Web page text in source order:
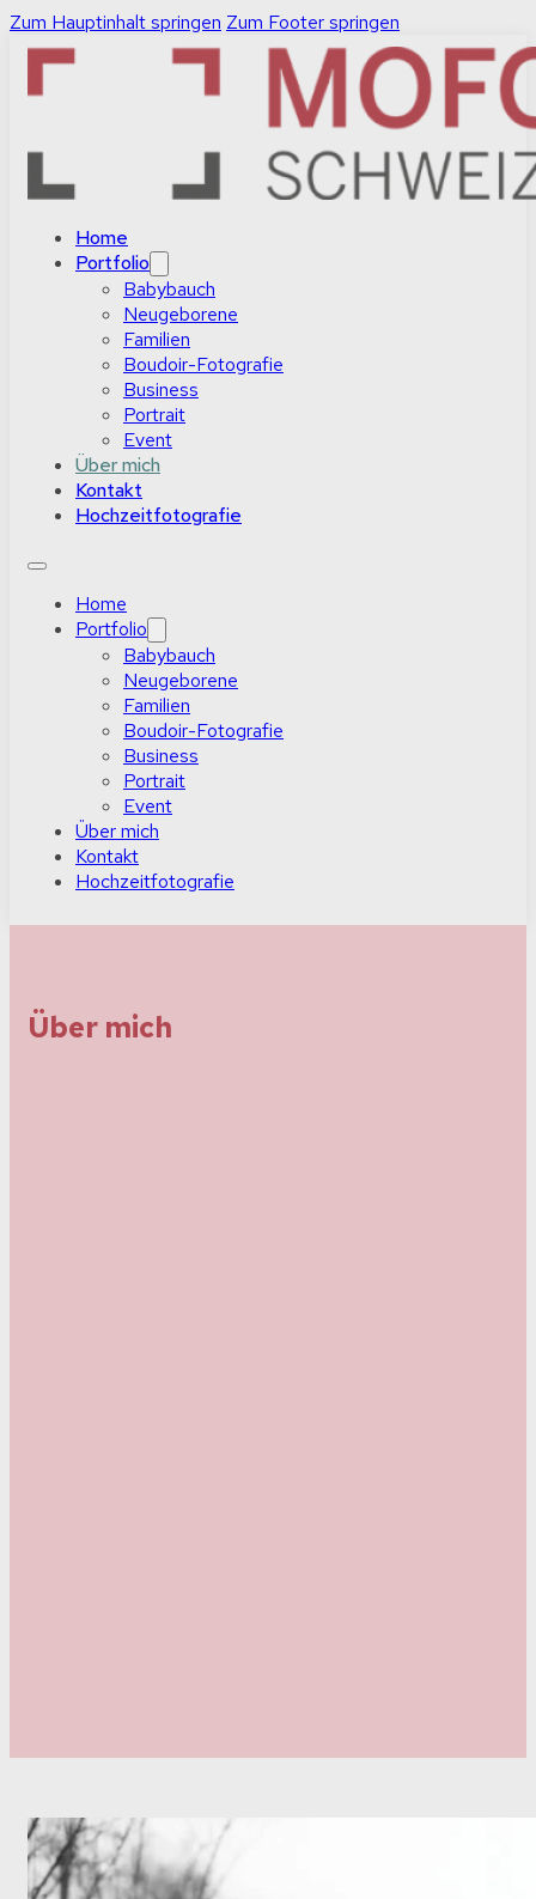
Zum Hauptinhalt springen Zum Footer springen
Home
Portfolio
Babybauch
Neugeborene
Familien
Boudoir-Fotografie
Business
Portrait
Event
Über mich
Kontakt
Hochzeitfotografie
Home
Portfolio
Babybauch
Neugeborene
Familien
Boudoir-Fotografie
Business
Portrait
Event
Über mich
Kontakt
Hochzeitfotografie
Über mich